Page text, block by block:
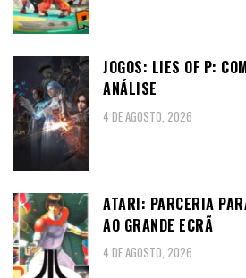
JOGOS: LIES OF P:
ANÁLISE
4 DE AGOSTO, 2026
ATARI: PARCERIA
AO GRANDE ECRÃ
4 DE AGOSTO, 2026